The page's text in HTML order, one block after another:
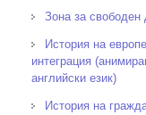
Зона за свободен
История на
интеграция
английски език)
История на